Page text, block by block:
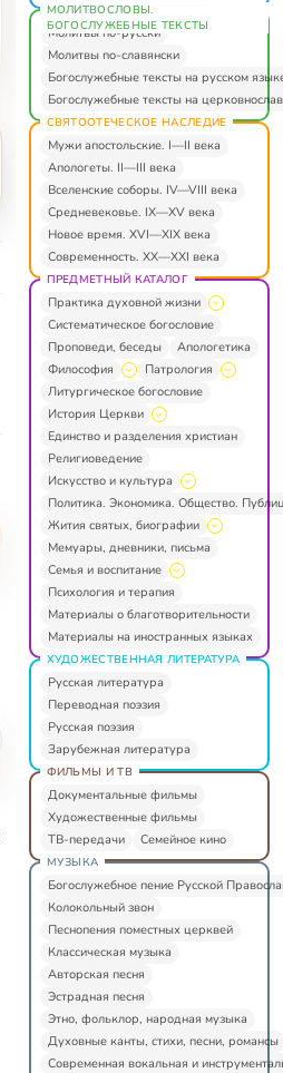
МОЛИТВОСЛОВЫ.
БОГОСЛУЖЕБНЫЕ ТЕКСТЫ
Молитвы по-русски
Молитвы по-славянски
Богослужебные тексты на русском
Богослужебные тексты на
СВЯТООТЕЧЕСКОЕ НАСЛЕДИЕ
Мужи апостольские. I—II века
Апологеты. II—III века
Вселенские соборы. IV—VIII века
Средневековье. IX—XV века
Новое время. XVI—XIX века
Современность. XX—XXI века
ПРЕДМЕТНЫЙ КАТАЛОГ
Практика духовной жизни
Систематическое богословие
Проповеди, беседы
Апологетика
Философия
Патрология
Литургическое богословие
История Церкви
Единство и разделения христиан
Религиоведение
Искусство и культура
Политика. Экономика. Общество.
Жития святых, биографии
Мемуары, дневники, письма
Семья и воспитание
Психология и терапия
Материалы о благотворительности
Материалы на иностранных языках
ХУДОЖЕСТВЕННАЯ ЛИТЕРАТУРА
Русская литература
Переводная поэзия
Русская поэзия
Зарубежная литература
ФИЛЬМЫ И ТВ
Документальные фильмы
Художественные фильмы
ТВ-передачи
Семейное кино
МУЗЫКА
Богослужебное пение Русской
Колокольный звон
Песнопения поместных церквей
Классическая музыка
Авторская песня
Эстрадная песня
Этно, фольклор, народная музыка
Духовные канты, стихи, песни, романсы
Современная вокальная и